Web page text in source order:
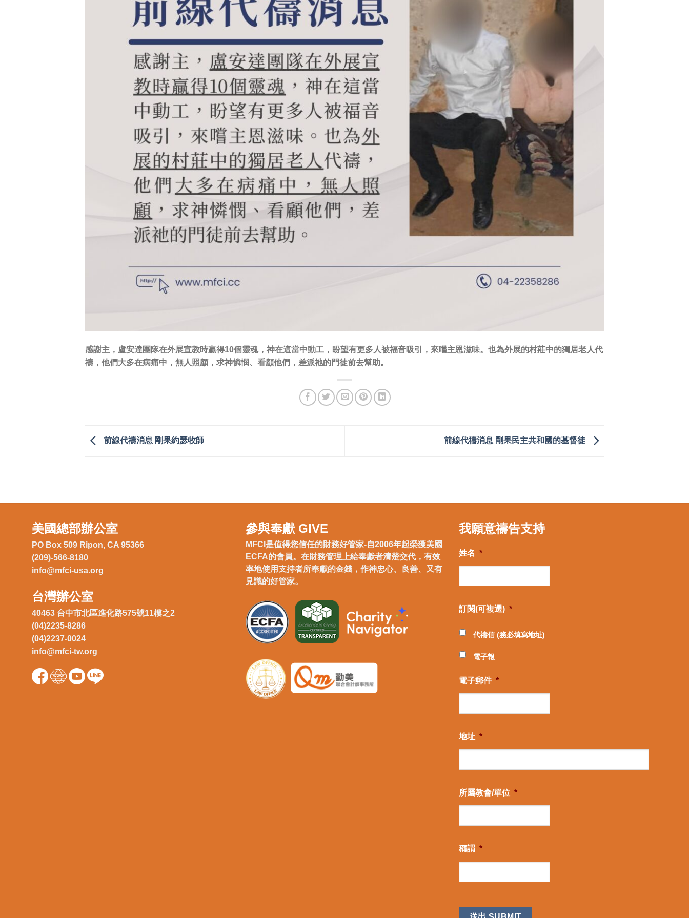
感謝主，盧安達團隊在外展宣教時贏得10個靈魂，神在這當中動工，盼望有更多人被福音吸引，來嚐主恩滋味。也為外展的村莊中的獨居老人代
禱，他們大多在病痛中，無人照顧，求神憐憫、看顧他們，差派祂的門徒前去幫助。
前線代禱消息 剛果約瑟牧師 前線代禱消息 剛果民主共和國的基督徒
美國總部辦公室
PO Box 509 Ripon, CA 95366
(209)-566-8180
info@mfci-usa.org
台灣辦公室
40463 台中市北區進化路575號11樓之2
(04)2235-8286
(04)2237-0024
info@mfci-tw.org
參與奉獻 GIVE
MFCI是值得您信任的財務好管家-自2006年起榮獲美國
ECFA的會員。在財務管理上給奉獻者清楚交代，有效
率地使用支持者所奉獻的金錢，作神忠心、良善、又有
見識的好管家。
我願意禱告支持
姓名 *
訂閱(可複選) *
代禱信 (務必填寫地址)
電子報
電子郵件 *
地址 *
所屬教會/單位 *
稱謂 *